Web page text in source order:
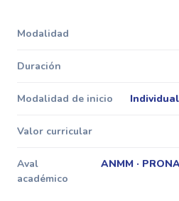
Modalidad
Duración
Modalidad de inicio
Valor curricular
Aval
académico
ANMM ·